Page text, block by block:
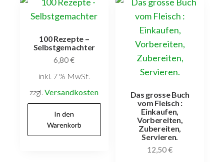
100 Rezepte –
Selbstgemachter
6,80€
inkl. 7 % MwSt.
zzgl.Versandkosten
In den
Warenkorb
Das grosse Buch
vom Fleisch :
Einkaufen,
Vorbereiten,
Zubereiten,
Servieren.
12,50€